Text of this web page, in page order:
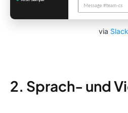
via Slack
2. Sprach- und